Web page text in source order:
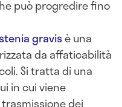
può progredire fino
gravisè una
da affaticabilità
Si tratta di una
in cui viene